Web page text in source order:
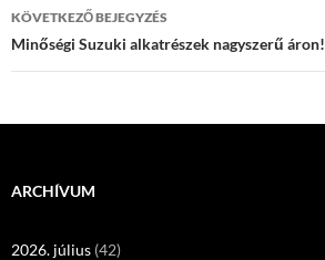
KÖVETKEZŐ BEJEGYZÉS
Minőségi Suzuki alkatrészek nagyszerű áron!
ARCHÍVUM
2026. július (42)